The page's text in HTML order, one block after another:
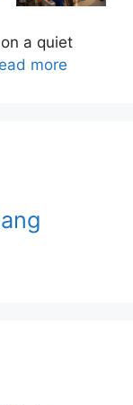
a quiet
more